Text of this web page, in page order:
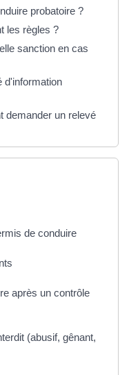
probatoire ?
les règles ?
sanction en cas
d'information
demander un relevé
de conduire
après un contrôle
(abusif, gênant,